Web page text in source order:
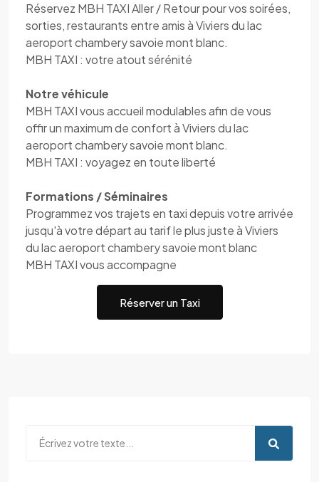
Réservez MBH TAXI Aller / Retour pour vos soirées,
sorties, restaurants entre amis à Viviers du lac
aeroport chambery savoie mont blanc.
MBH TAXI : votre atout sérénité
Notre véhicule
MBH TAXI vous accueil modulables afin de vous
offir un maximum de confort à Viviers du lac
aeroport chambery savoie mont blanc.
MBH TAXI : voyagez en toute liberté
Formations / Séminaires
Programmez vos trajets en taxi depuis votre arrivée
jusqu'à votre départ au tarif le plus juste à Viviers
du lac aeroport chambery savoie mont blanc
MBH TAXI vous accompagne
Réserver un Taxi